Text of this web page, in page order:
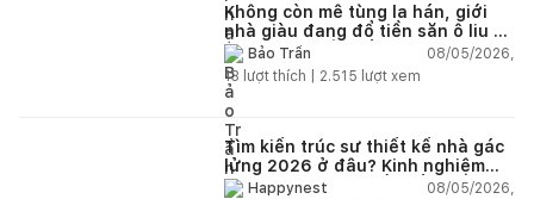
Không còn mê tùng la hán, giới
nhà giàu đang đổ tiền săn ô liu cổ
thụ từ châu Âu về ban công
Bảo Trần
08/05/2026,
13 lượt thích | 2.515 lượt xem
Tìm kiến trúc sư thiết kế nhà gác
lửng 2026 ở đâu? Kinh nghiệm
chọn đúng tránh tốn tiền
Happynest
08/05/2026,